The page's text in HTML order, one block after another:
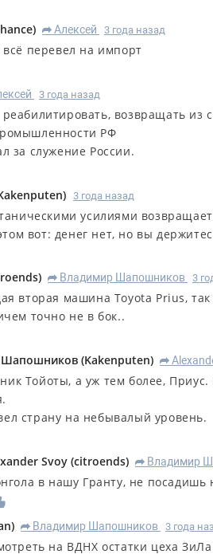
) R Алексей 3 года назад
перевел на импорт
3 года назад
возвращать из
РФ
за служение России.
) 3 года назад
усилиями
вот: денег нет, но вы
) R Владимир Шапошников 3
вторая машина Toyota Prius,
точно не в бок..
(Kakenputen) R
Тойоты, а уж тем более,
страну на небывалый уровень.
Svoy (citroends) R Владимир
в нашу Гранту, не посадишь
) R Владимир Шапошников 3 года
на ВДНХ остатки цеха